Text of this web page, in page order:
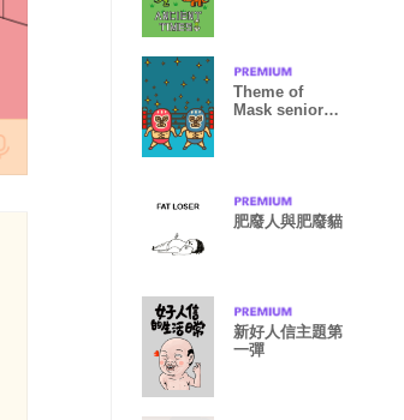
Theme of
Mask seniors
肥廢人與肥廢貓
新好人信主題第
一彈